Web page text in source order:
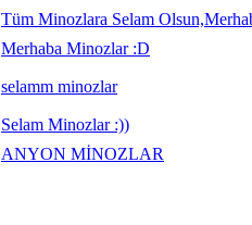
Tüm Minozlara Selam
Merhaba Minozlar :D
selamm minozlar
Selam Minozlar :))
ANYON MİNOZLAR